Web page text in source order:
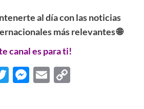
al día con las noticias
más relevantes 🌐
canal es para ti!
Twitter
Messenger
EmailCopy